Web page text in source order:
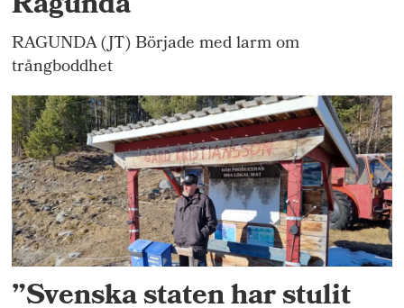
RAGUNDA (JT) Började med larm om
trångboddhet
”Svenska staten har stulit